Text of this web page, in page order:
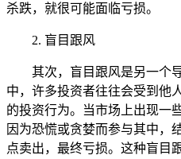
杀跌，就很可能面临亏损。
2. 盲目跟风
其次，盲目跟风是另一个
中，许多投资者往往会受到他
的投资行为。当市场上出现一
因为恐慌或贪婪而参与其中，
点卖出，最终亏损。这种盲目